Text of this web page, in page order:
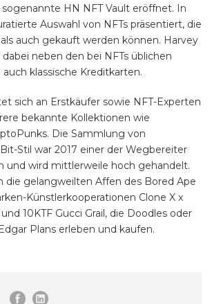
HN NFT Vault eröffnet. In
Auswahl von NFTs präsentiert, die
auch gekauft werden können. Harvey
neben den bei NFTs üblichen
klassische Kreditkarten.
sich an Erstkäufer sowie NFT-Experten
bekannte Kollektionen wie
Die Sammlung von
Stil war 2017 einer der Wegbereiter
und wird mittlerweile hoch gehandelt.
die gelangweilten Affen des Bored Ape
Künstlerkooperationen Clone X x
10KTF Gucci Grail, die Doodles oder
Plans erleben und kaufen.